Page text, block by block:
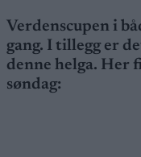
Verdenscupen i
gang. I tillegg er
denne helga. Her
søndag: